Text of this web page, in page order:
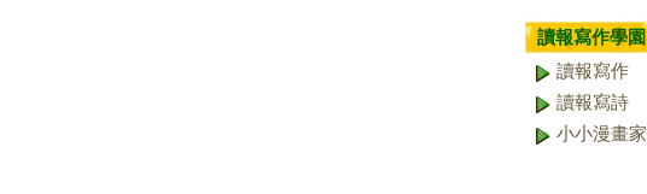
讀報寫作學園
讀報寫作
讀報寫詩
小小漫畫家